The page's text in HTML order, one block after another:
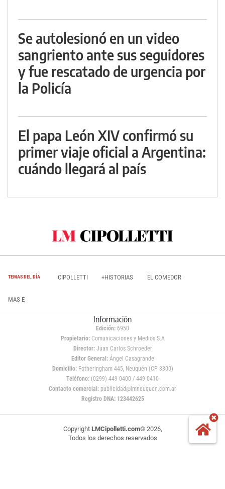
Se autolesionó en un video
sangriento ante sus seguidores
y fue rescatado de urgencia por
la Policía
El papa León XIV confirmó su
primer viaje oficial a Argentina:
cuándo llegará al país
TEMAS DEL DÍA CIPOLLETTI +HISTORIAS EL COMEDOR
MAS E
Información
Edición: 6950
Propietario:Comunicaciones y Medios S.A
Director: Juan Carlos Schroeder
Editor General:Ángel Casagrande
Domicilio:Fotheringham 445, Neuquén (CP 8300)
Teléfono: (0299) 449 0400 / 449 0410
Contacto comercial: publicidad@lmneuquen.com.ar
Registro DNA: 123442625
Copyright LMCipolletti.com© 2026,
Todos los derechos reservados